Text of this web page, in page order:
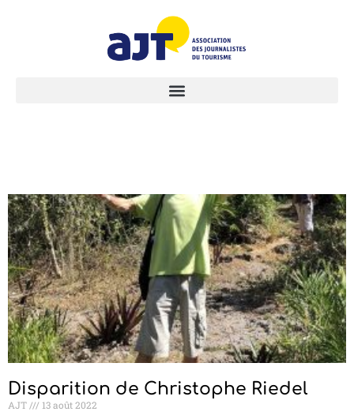
Disparition de Christophe Riedel
AJT 13 août 2022